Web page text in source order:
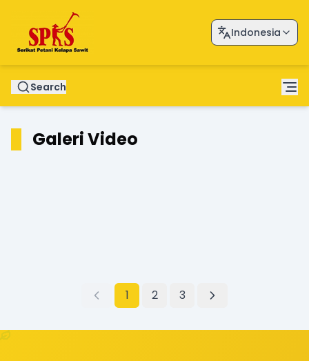
Indonesia
Search
Galeri Video
1 2 3